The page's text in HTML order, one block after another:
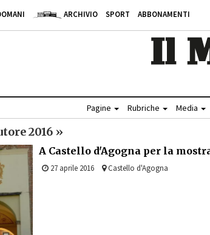
ARCHIVIO SPORT ABBONAMENTI
Pagine Rubriche Media
2016 »
A Castello d'Agogna per la
27 aprile 2016 Castello d'Agogna